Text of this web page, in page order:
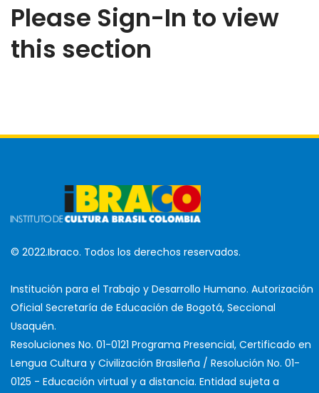
Please Sign-In to view
this section
© 2022.Ibraco. Todos los derechos reservados.
Institución para el Trabajo y Desarrollo Humano. Autorización
Oficial Secretaría de Educación de Bogotá, Seccional
Usaquén.
Resoluciones No. 01-0121 Programa Presencial, Certificado en
Lengua Cultura y Civilización Brasileña / Resolución No. 01-
0125 - Educación virtual y a distancia. Entidad sujeta a